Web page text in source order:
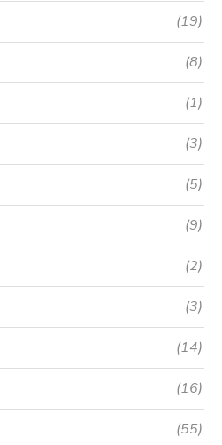
(19)
(8)
(1)
(3)
(5)
(9)
(2)
(3)
(14)
(16)
(55)